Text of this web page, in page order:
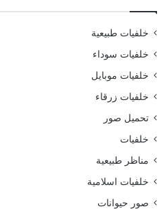
خلفيات طبيعية
خلفيات سوداء
خلفيات موبايل
خلفيات زرقاء
تحميل صور
خلفيات
مناظر طبيعية
خلفيات اسلامية
صور حيوانات